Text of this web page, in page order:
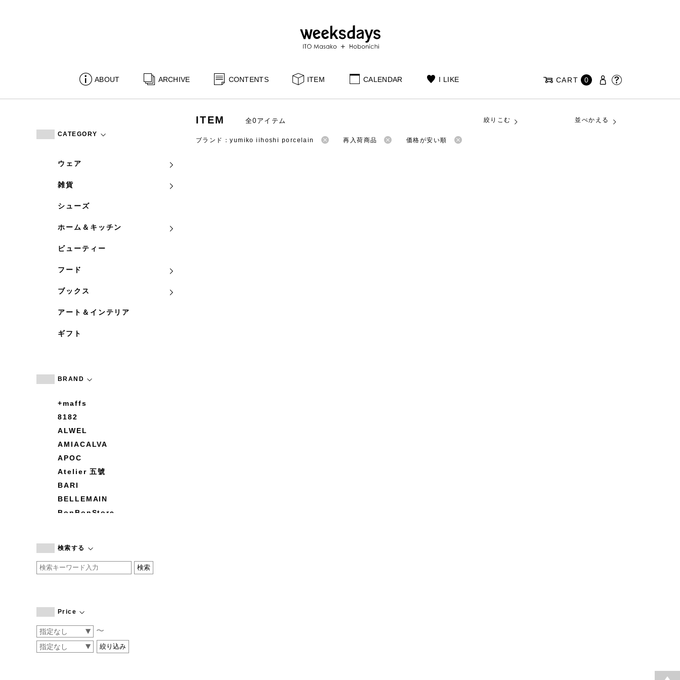
ABOUT ARCHIVE CONTENTS ITEM CALENDAR I LIKE CART 0
CATEGORY
ウェア
雑貨
シューズ
ホーム＆キッチン
ビューティー
フード
ブックス
アート＆インテリア
ギフト
BRAND
+maffs
8182
ALWEL
AMIACALVA
APOC
Atelier 五號
BARI
BELLEMAIN
BonBonStore
by basics
CATWORTH
COGTHEBIGSMOKE
CONVERSE
DEAN & DELUCA
検索する
Price
〜
ITEM 全0アイテム 絞りこむ 並べかえる
ブランド：yumiko iihoshi porcelain 再入荷商品 価格が安い順